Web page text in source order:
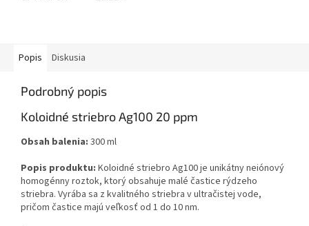
Popis Diskusia
Podrobný popis
Koloidné striebro Ag100 20 ppm
Obsah balenia: 300 ml
Popis produktu: Koloidné striebro Ag100 je unikátny neiónový
homogénny roztok, ktorý obsahuje malé častice rýdzeho
striebra. Vyrába sa z kvalitného striebra v ultračistej vode,
pričom častice majú veľkosť od 1 do 10 nm.